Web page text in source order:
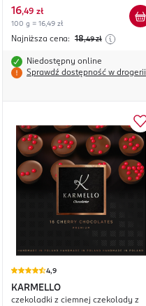
16,49 zł
100 g = 16,49 zł
Najniższa cena: 18,49 zł
Niedostępny online
Sprawdź dostępność w drogerii
4,9
KARMELLO
czekoladki z ciemnej czekolady z